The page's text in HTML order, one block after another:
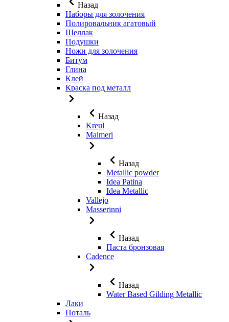
Назад
Наборы для золочения
Полировальник агатовый
Шеллак
Подушки
Ножи для золочения
Битум
Глина
Клей
Краска под металл
Назад
Kreul
Maimeri
Назад
Metallic powder
Idea Patina
Idea Metallic
Vallejo
Masserinni
Назад
Паста бронзовая
Cadence
Назад
Water Based Gilding Metallic
Лаки
Поталь